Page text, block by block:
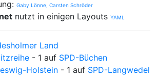
Gaby Lönne, Carsten Schröder
nutzt in einigen Layouts YAML
Land
- 1 auf SPD-Büchen
Holstein - 1 auf SPD-Langwedel